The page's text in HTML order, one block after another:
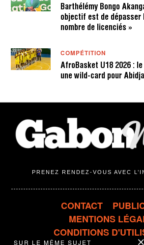
Barthélémy Bongo
objectif est de dépasser
nombre de licenciés »
COMPÉTITION
AfroBasket U18 2026 :
une wild-card pour
SUR LE MÊME SUJET
PRENEZ RENDEZ-VOUS AVEC
CONTACT
MENTIONS
CONDITIONS